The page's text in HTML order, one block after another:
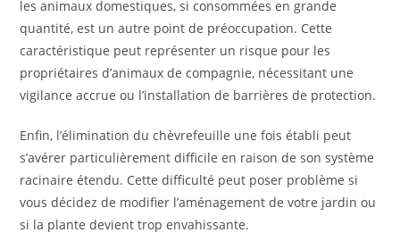
les animaux domestiques, si consommées en grande
quantité, est un autre point de préoccupation. Cette
caractéristique peut représenter un risque pour les
propriétaires d’animaux de compagnie, nécessitant une
vigilance accrue ou l’installation de barrières de protection.
Enfin, l’élimination du chèvrefeuille une fois établi peut
s’avérer particulièrement difficile en raison de son système
racinaire étendu. Cette difficulté peut poser problème si
vous décidez de modifier l’aménagement de votre jardin ou
si la plante devient trop envahissante.